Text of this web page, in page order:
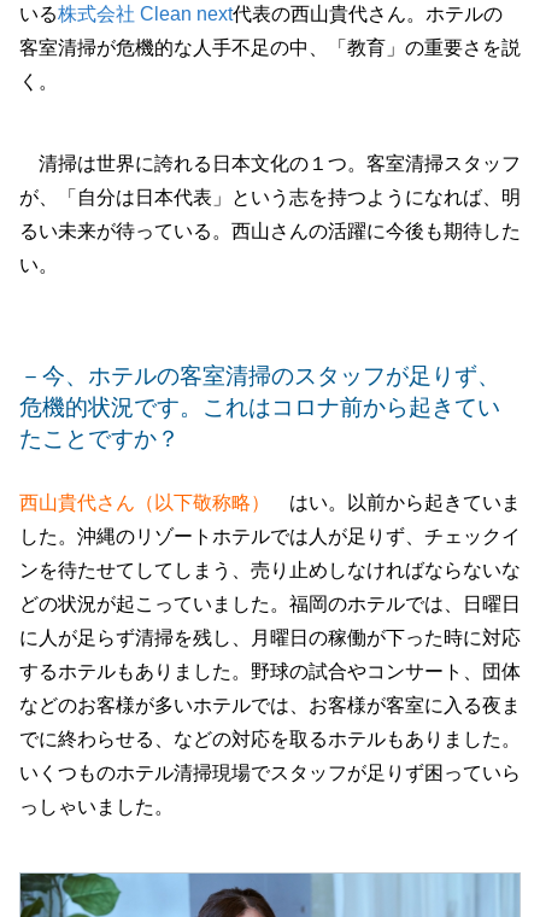
いる株式会社 Clean next代表の西山貴代さん。ホテルの
客室清掃が危機的な人手不足の中、「教育」の重要さを説
く。
清掃は世界に誇れる日本文化の１つ。客室清掃スタッフ
が、「自分は日本代表」という志を持つようになれば、明
るい未来が待っている。西山さんの活躍に今後も期待した
い。
－今、ホテルの客室清掃のスタッフが足りず、
危機的状況です。これはコロナ前から起きてい
たことですか？
西山貴代さん（以下敬称略）
はい。以前から起きていま
した。沖縄のリゾートホテルでは人が足りず、チェックイ
ンを待たせてしてしまう、売り止めしなければならないな
どの状況が起こっていました。福岡のホテルでは、日曜日
に人が足らず清掃を残し、月曜日の稼働が下った時に対応
するホテルもありました。野球の試合やコンサート、団体
などのお客様が多いホテルでは、お客様が客室に入る夜ま
でに終わらせる、などの対応を取るホテルもありました。
いくつものホテル清掃現場でスタッフが足りず困っていら
っしゃいました。